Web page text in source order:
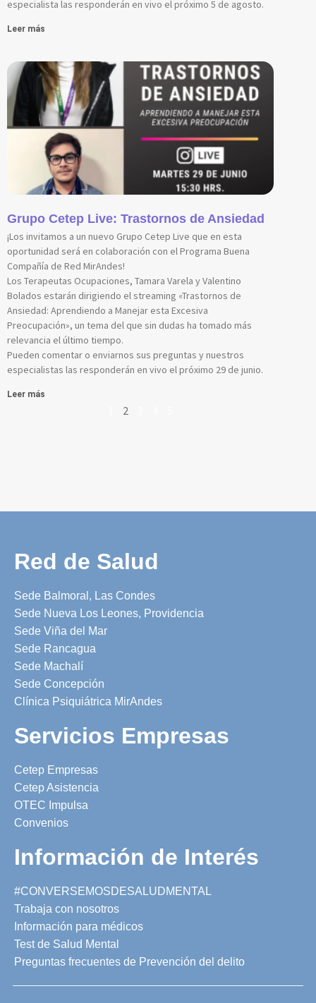
especialista las responderán en vivo el próximo 5 de agosto.
Leer más
Grupo Cetep Live: Trastornos de Ansiedad
¡Los invitamos a un nuevo Grupo Cetep Live que en esta
oportunidad será en colaboración con el Programa Buena
Compañía de Red MirAndes!
Los Terapeutas Ocupaciones, Tamara Varela y Valentino
Bolados estarán dirigiendo el streaming «Trastornos de
Ansiedad: Aprendiendo a Manejar esta Excesiva
Preocupación», un tema del que sin dudas ha tomado más
relevancia el último tiempo.
Pueden comentar o enviarnos sus preguntas y nuestros
especialistas las responderán en vivo el próximo 29 de junio.
Leer más
2
Red de Salud
Sede Balmoral, Las Condes
Sede Nueva Los Leones, Providencia
Sede Viña del Mar
Sede Rancagua
Sede Machalí
Sede Concepción
Clínica Psiquiátrica MirAndes
Servicios Empresas
Cetep Empresas
Cetep Asistencia
OTEC Impulsa
Convenios
Información de Interés
#CONVERSEMOSDESALUDMENTAL
Trabaja con nosotros
Información para médicos
Test de Salud Mental
Preguntas frecuentes de Prevención del delito